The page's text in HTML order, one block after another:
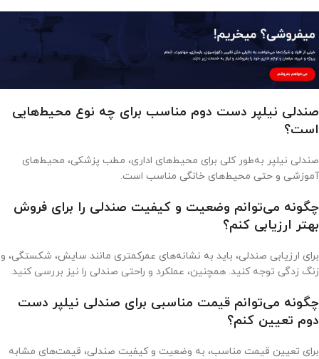
صندلی نیلپر دست دوم مناسب برای چه نوع محیط‌هایی
است؟
صندلی نیلپر به‌طور کلی برای محیط‌های اداری، مطب پزشکی، محیط‌های
آموزشی و حتی محیط‌های خانگی مناسب است.
چگونه می‌توانم وضعیت و کیفیت صندلی را برای فروش
بهتر ارزیابی کنم؟
برای ارزیابی صندلی، باید به نشانه‌های عمرکمتری مانند سایش، شکستگی، و
زنگ زدگی توجه کنید. همچنین، عملکرد و راحتی صندلی را نیز بررسی کنید.
چگونه می‌توانم قیمت مناسبی برای صندلی نیلپر دست
دوم تعیین کنم؟
برای تعیین قیمت مناسب، به وضعیت و کیفیت صندلی، قیمت‌های مشابه